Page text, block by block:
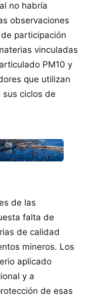
no habría
observaciones
participación
vinculadas
PM10 y
que utilizan
ciclos de
de las
falta de
de calidad
mineros. Los
aplicado
y a
de esas